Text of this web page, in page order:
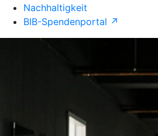
Nachhaltigkeit
BIB-Spendenportal ↗